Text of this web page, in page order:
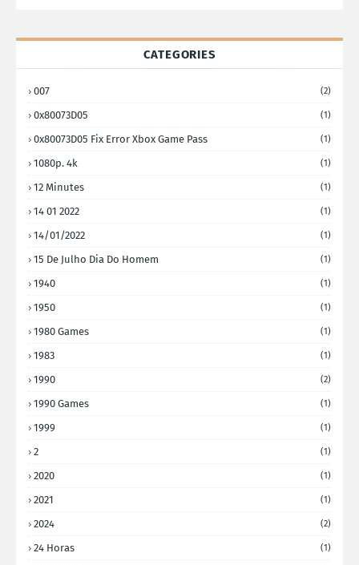
CATEGORIES
007 (2)
0x80073D05 (1)
0x80073D05 Fix Error Xbox Game Pass (1)
1080p. 4k (1)
12 Minutes (1)
14 01 2022 (1)
14/01/2022 (1)
15 De Julho Dia Do Homem (1)
1940 (1)
1950 (1)
1980 Games (1)
1983 (1)
1990 (2)
1990 Games (1)
1999 (1)
2 (1)
2020 (1)
2021 (1)
2024 (2)
24 Horas (1)